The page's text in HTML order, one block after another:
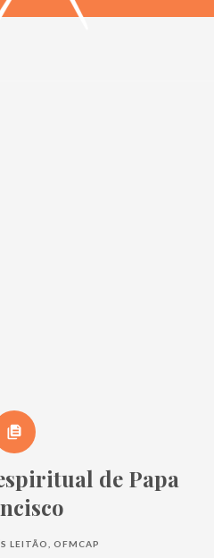
de Papa
LEITÃO, OFMCAP